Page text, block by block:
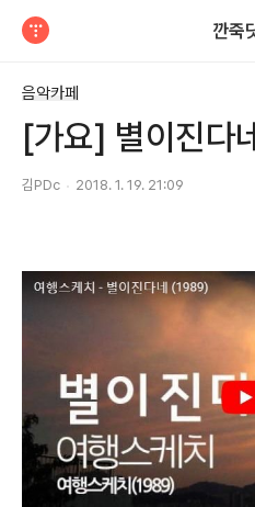
깐죽
음악카페
[가요] 별이진다
김PDc 2018. 1. 19. 21:09